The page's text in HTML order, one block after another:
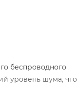
беспроводного
уровень шума, что